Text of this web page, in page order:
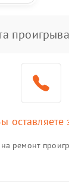
оставляете
на ремонт